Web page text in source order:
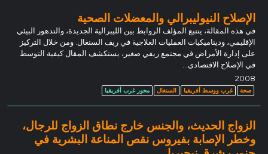
الإصلاح النيوليبرالي والمعضلات الصحية
في هذه المقالة، يتتبع المؤلف الروابط بين الليبرالية الجديدة، والتدهور البيئي
الإقليمي، وديناميكيات العمليات العلاجية في ريف السنغال. ومن خلال التركيز
على إدارة الأمراض في مجتمع ريفي صغير، يستكشف المقال كيفية التوسط
في الإصلاح الاقتصادي...
2008
صحة غرب ووسط أفريقيا السنغال محور غرب أفريقيا
الزواج الحديث، والجنس خارج نطاق الزواج للرجال،
وخطر الإصابة بفيروس نقص المناعة البشرية في